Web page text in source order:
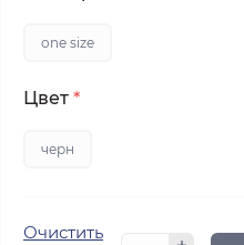
one size
Цвет *
черн
Очистить